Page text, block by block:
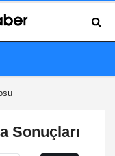
Sonuçları